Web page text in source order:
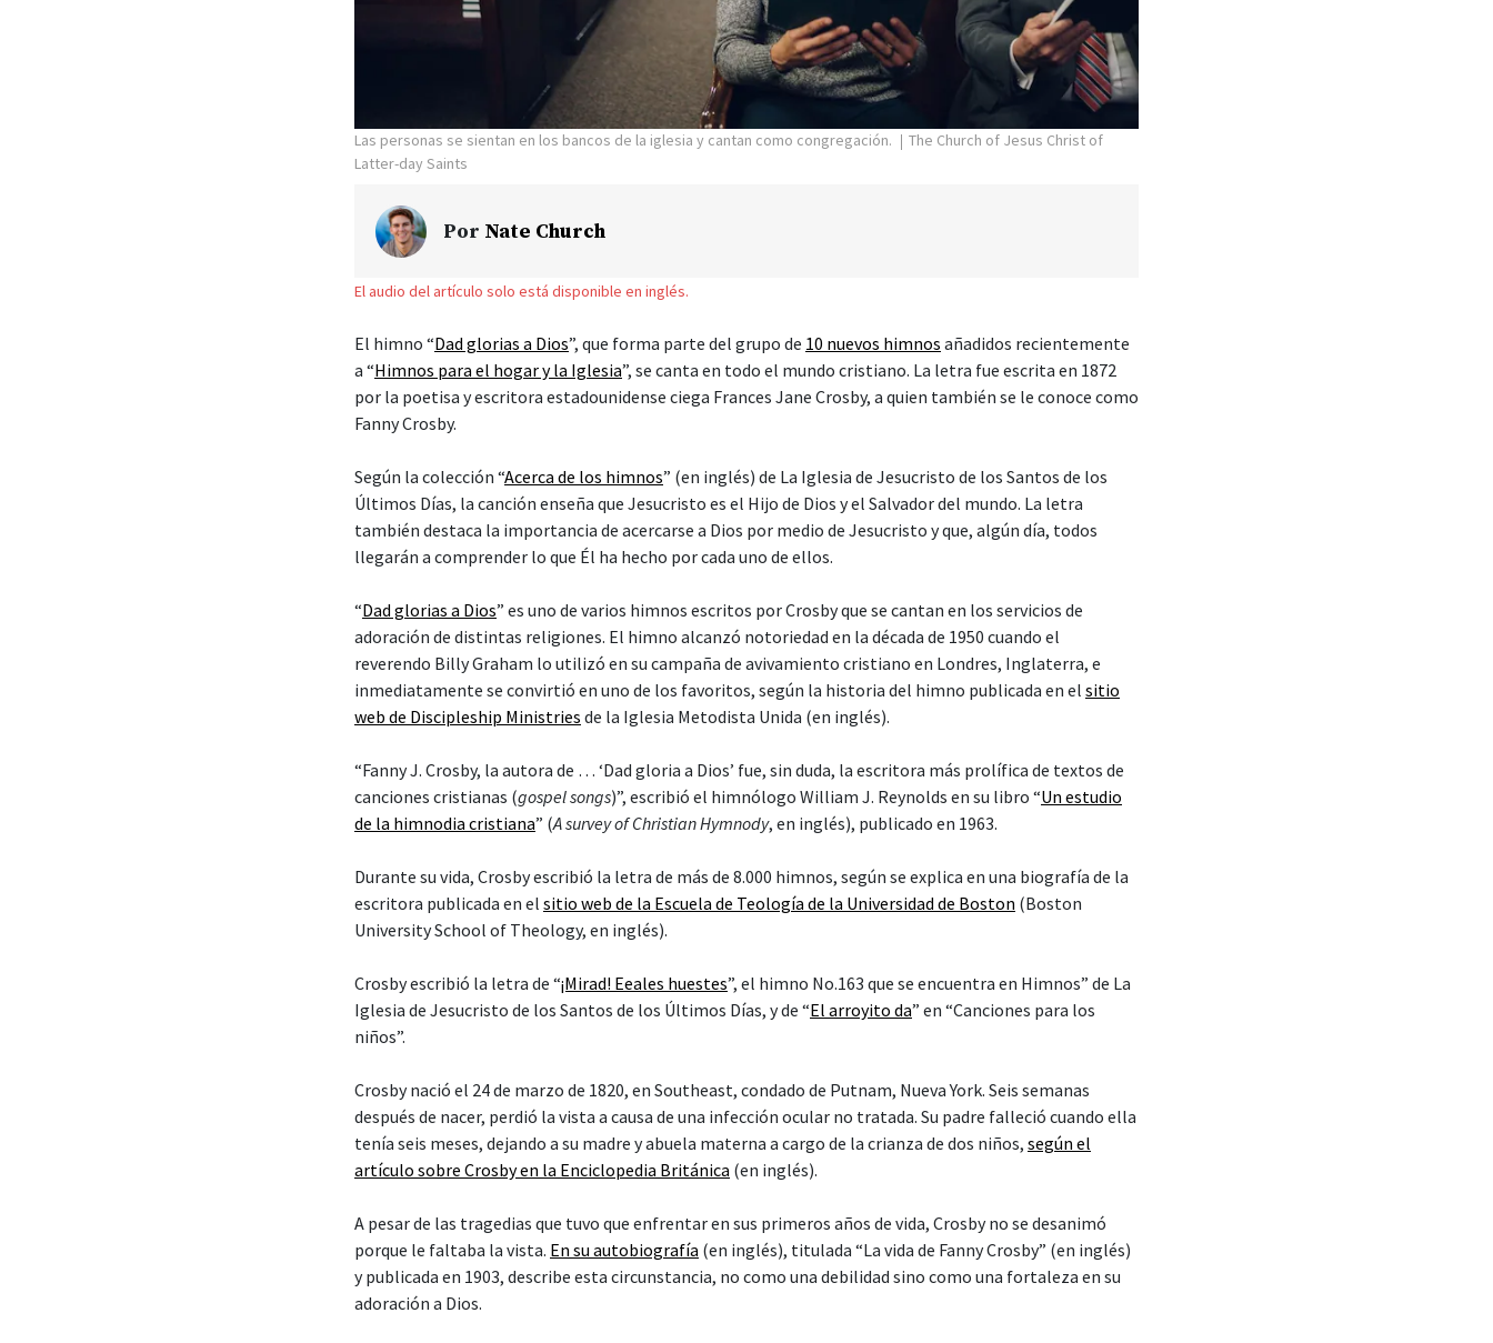
Las personas se sientan en los bancos de la iglesia y cantan como congregación.
The Church of Jesus Christ of
Latter-day Saints
Por Nate Church
El audio del artículo solo está disponible en inglés.
El himno “Dad glorias a Dios”, que forma parte del grupo de 10 nuevos himnos añadidos recientemente
a “Himnos para el hogar y la Iglesia”, se canta en todo el mundo cristiano. La letra fue escrita en 1872
por la poetisa y escritora estadounidense ciega Frances Jane Crosby, a quien también se le conoce como
Fanny Crosby.
Según la colección “Acerca de los himnos” (en inglés) de La Iglesia de Jesucristo de los Santos de los
Últimos Días, la canción enseña que Jesucristo es el Hijo de Dios y el Salvador del mundo. La letra
también destaca la importancia de acercarse a Dios por medio de Jesucristo y que, algún día, todos
llegarán a comprender lo que Él ha hecho por cada uno de ellos.
“Dad glorias a Dios” es uno de varios himnos escritos por Crosby que se cantan en los servicios de
adoración de distintas religiones. El himno alcanzó notoriedad en la década de 1950 cuando el
reverendo Billy Graham lo utilizó en su campaña de avivamiento cristiano en Londres, Inglaterra, e
inmediatamente se convirtió en uno de los favoritos, según la historia del himno publicada en el sitio
web de Discipleship Ministries de la Iglesia Metodista Unida (en inglés).
“Fanny J. Crosby, la autora de … ‘Dad gloria a Dios’ fue, sin duda, la escritora más prolífica de textos de
canciones cristianas (gospel songs)”, escribió el himnólogo William J. Reynolds en su libro “Un estudio
de la himnodia cristiana” (A survey of Christian Hymnody, en inglés), publicado en 1963.
Durante su vida, Crosby escribió la letra de más de 8.000 himnos, según se explica en una biografía de la
escritora publicada en el sitio web de la Escuela de Teología de la Universidad de Boston (Boston
University School of Theology, en inglés).
Crosby escribió la letra de “¡Mirad! Eeales huestes”, el himno No.163 que se encuentra en Himnos” de La
Iglesia de Jesucristo de los Santos de los Últimos Días, y de “El arroyito da” en “Canciones para los
niños”.
Crosby nació el 24 de marzo de 1820, en Southeast, condado de Putnam, Nueva York. Seis semanas
después de nacer, perdió la vista a causa de una infección ocular no tratada. Su padre falleció cuando ella
tenía seis meses, dejando a su madre y abuela materna a cargo de la crianza de dos niños, según el
artículo sobre Crosby en la Enciclopedia Británica (en inglés).
A pesar de las tragedias que tuvo que enfrentar en sus primeros años de vida, Crosby no se desanimó
porque le faltaba la vista. En su autobiografía (en inglés), titulada “La vida de Fanny Crosby” (en inglés)
y publicada en 1903, describe esta circunstancia, no como una debilidad sino como una fortaleza en su
adoración a Dios.